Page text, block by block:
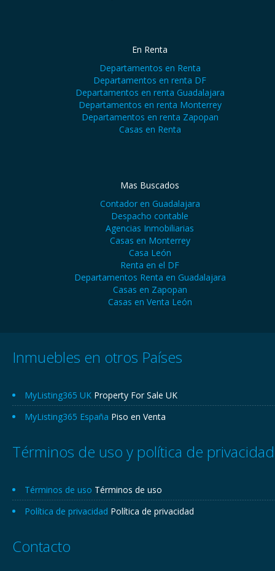
En Renta
Departamentos en Renta
Departamentos en renta DF
Departamentos en renta Guadalajara
Departamentos en renta Monterrey
Departamentos en renta Zapopan
Casas en Renta
Mas Buscados
Contador en Guadalajara
Despacho contable
Agencias Inmobiliarias
Casas en Monterrey
Casa León
Renta en el DF
Departamentos Renta en Guadalajara
Casas en Zapopan
Casas en Venta León
Inmuebles en otros Países
MyListing365 UK Property For Sale UK
MyListing365 España Piso en Venta
Términos de uso y política de privacidad
Términos de uso Términos de uso
Política de privacidad Política de privacidad
Contacto